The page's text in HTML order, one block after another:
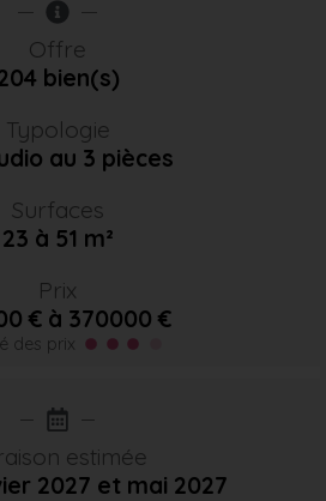
Offre
bien(s)
Typologie
au 3 pièces
Surfaces
23 à 51 m²
Prix
€ à 370000 €
des prix
estimée
2027 et mai 2027